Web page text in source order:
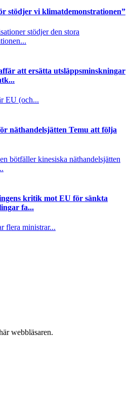
stödjer vi klimatdemonstrationen”
stödjer den stora
att ersätta utsläppsminskningar
EU (och...
näthandelsjätten Temu att följa
bötfäller kinesiska näthandelsjätten
kritik mot EU för sänkta
fa...
flera ministrar...
webbläsaren.